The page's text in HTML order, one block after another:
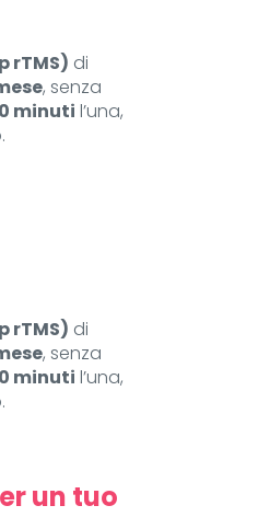
rTMS) di
, senza
minuti l’una,
rTMS) di
, senza
minuti l’una,
un tuo